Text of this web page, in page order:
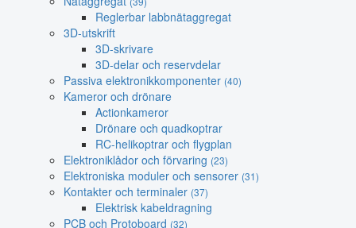
Reglerbar labbnätaggregat
3D-utskrift
3D-skrivare
3D-delar och reservdelar
Passiva elektronikkomponenter (40)
Kameror och drönare
Actionkameror
Drönare och quadkoptrar
RC-helikoptrar och flygplan
Elektroniklådor och förvaring (23)
Elektroniska moduler och sensorer (31)
Kontakter och terminaler (37)
Elektrisk kabeldragning
PCB och Protoboard (32)